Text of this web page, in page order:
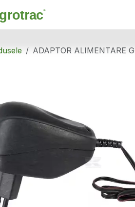
ADAPTOR ALIMENTARE